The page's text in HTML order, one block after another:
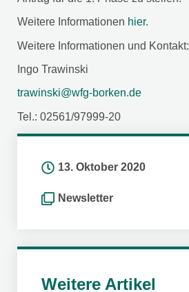
Weitere Informationen hier.
Weitere Informationen und Kontakt:
Ingo Trawinski
trawinski@wfg-borken.de
Tel.: 02561/97999-20
13. Oktober 2020
Newsletter
Weitere Artikel